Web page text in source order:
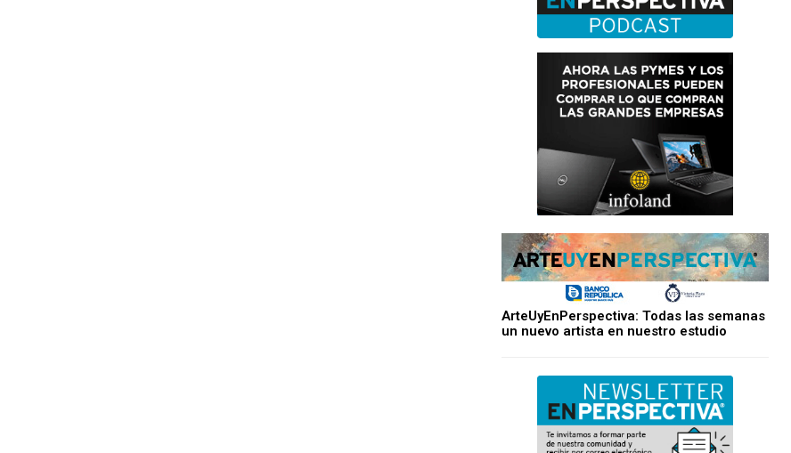
ArteUyEnPerspectiva: Todas las semanas
un nuevo artista en nuestro estudio